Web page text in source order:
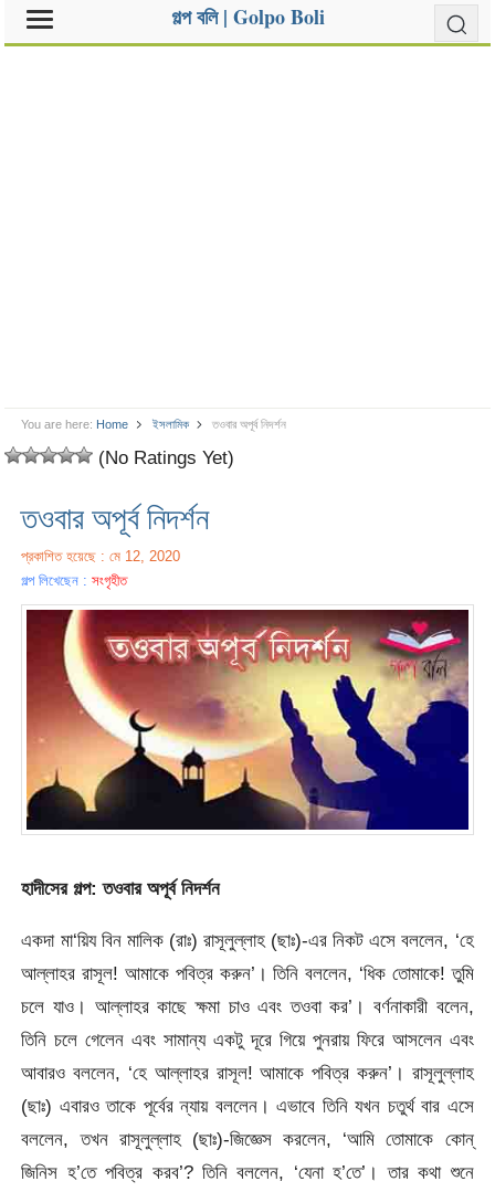
গল্প বলি | Golpo Boli
You are here: Home ইসলামিক তওবার অপূর্ব নিদর্শন
(No Ratings Yet)
তওবার অপূর্ব নিদর্শন
প্রকাশিত হয়েছে : মে 12, 2020
গল্প লিখেছেন :সংগৃহীত
হাদীসের গল্প: তওবার অপূর্ব নিদর্শন
একদা মা‘য়িয বিন মালিক (রাঃ) রাসূলুল্লাহ (ছাঃ)-এর নিকট এসে বললেন, ‘হে
আল্লাহর রাসূল! আমাকে পবিত্র করুন’। তিনি বললেন, ‘ধিক তোমাকে! তুমি
চলে যাও। আল্লাহর কাছে ক্ষমা চাও এবং তওবা কর’। বর্ণনাকারী বলেন,
তিনি চলে গেলেন এবং সামান্য একটু দূরে গিয়ে পুনরায় ফিরে আসলেন এবং
আবারও বললেন, ‘হে আল্লাহর রাসূল! আমাকে পবিত্র করুন’। রাসূলুল্লাহ
(ছাঃ) এবারও তাকে পূর্বের ন্যায় বললেন। এভাবে তিনি যখন চতুর্থ বার এসে
বললেন, তখন রাসূলুল্লাহ (ছাঃ)-জিজ্ঞেস করলেন, ‘আমি তোমাকে কোন্
জিনিস হ’তে পবিত্র করব’? তিনি বললেন, ‘যেনা হ’তে’। তার কথা শুনে